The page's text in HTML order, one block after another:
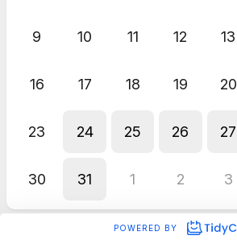
9 10 11 12 13
16 17 18 19 20
23 24 25 26 27
30 31 1 2 3
POWERED BY